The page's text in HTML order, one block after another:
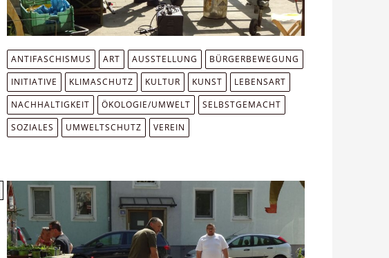
ANTIFASCHISMUS ART AUSSTELLUNG
BÜRGERBEWEGUNG
INITIATIVE
KLIMASCHUTZ KULTUR KUNST
LEBENSART
NACHHALTIGKEIT
ÖKOLOGIE/UMWELT
SELBSTGEMACHT
SOZIALES
UMWELTSCHUTZ VEREIN